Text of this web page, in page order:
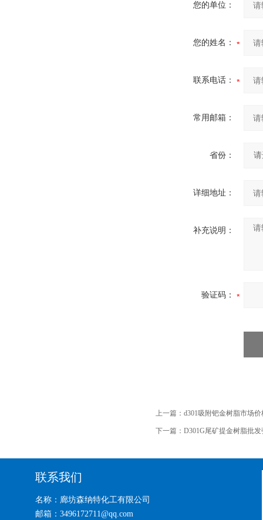
您的单位：
您的姓名：
联系电话：
常用邮箱：
省份：
详细地址：
补充说明：
验证码：
上一篇： d301吸附钯金树脂市场
下一篇： D301G尾矿提金树脂批
联系我们
名称：廊坊森纳特化工有限公司
邮箱：3496172711@qq.com